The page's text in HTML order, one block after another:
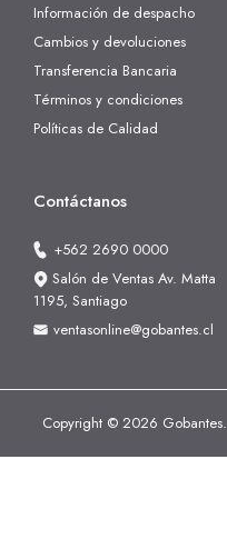
Información de despacho
Cambios y devoluciones
Transferencia Bancaria
Términos y condiciones
Políticas de Calidad
Contáctanos
+562 2690 0000
Salón de Ventas Av. Matta
1195, Santiago
ventasonline@gobantes.cl
Copyright © 2026 Gobantes.